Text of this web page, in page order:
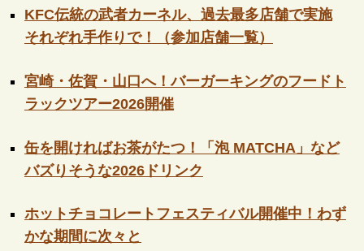
KFC伝統の武者カーネル、過去最多店舗で実施
それぞれ手作りで！（参加店舗一覧）
宮崎・佐賀・山口へ！バーガーキングのフードト
ラックツアー2026開催
缶を開ければお茶がたつ！「泡 MATCHA」など
バズりそうな2026ドリンク
ホットチョコレートフェスティバル開催中！わず
かな期間に次々と